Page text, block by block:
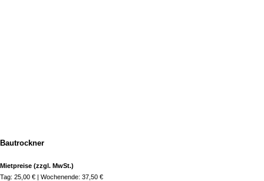
Bautrockner
Mietpreise (zzgl. MwSt.)
Tag: 25,00 € | Wochenende: 37,50 €